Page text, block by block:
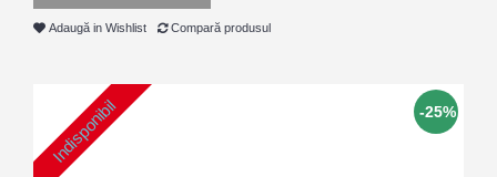
Adaugă in Wishlist Compară produsul
-25%
Indisponibil